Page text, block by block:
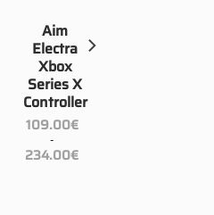
Aim
Electra
Xbox
Series X
Controller
109.00€
-
234.00€Fascia
di